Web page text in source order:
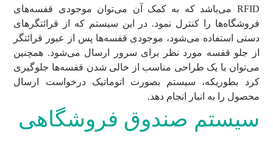
RFID می‌باشد که به کمک آن می‌توان موجودی قفسه‌های
فروشگاه‌ها را کنترل نمود. در این سیستم که از قرائتگرهای
دستی استفاده می‌شود، موجودی قفسه‌ها پس از عبور قرائتگر
از جلو قفسه مورد نظر برای سرور ارسال می‌شود. همچنین
می‌توان با یک طراحی مناسب از خالی شدن قفسه‌ها جلوگیری
کرد بطوریکه، سیستم بصورت اتوماتیک درخواست ارسال
محصول را به انبار انجام دهد.
سیستم صندوق فروشگاهی